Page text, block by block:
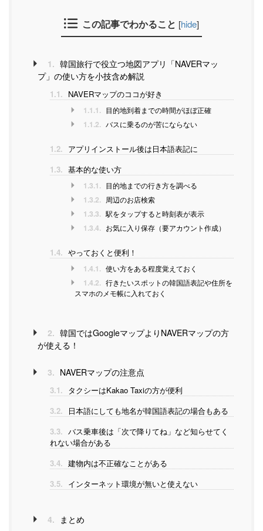
この記事でわかること [hide]
1. 韓国旅行で役立つ地図アプリ「NAVERマッ
プ」の使い方を小技含め解説
1.1. NAVERマップのココが好き
1.1.1. 目的地到着までの時間がほぼ正確
1.1.2. バスに乗るのが苦にならない
1.2. アプリインストール後は日本語表記に
1.3. 基本的な使い方
1.3.1. 目的地までの行き方を調べる
1.3.2. 周辺のお店検索
1.3.3. 駅をタップすると時刻表が表示
1.3.4. お気に入り保存（要アカウント作成）
1.4. やっておくと便利！
1.4.1. 使い方をある程度覚えておく
1.4.2. 行きたいスポットの韓国語表記や住所を
スマホのメモ帳に入れておく
2. 韓国ではGoogleマップよりNAVERマップの方
が使える！
3. NAVERマップの注意点
3.1. タクシーはKakao Taxiの方が便利
3.2.
日本語にしても地名が韓国語表記の場合もある
3.3. バス乗車後は「次で降りてね」など知らせてく
れない場合がある
3.4. 建物内は不正確なことがある
3.5. インターネット環境が無いと使えない
4. まとめ